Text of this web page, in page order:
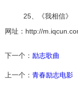
25、《我相信》
网址：http://
下一个： 励志歌曲
上一个： 青春励志电影